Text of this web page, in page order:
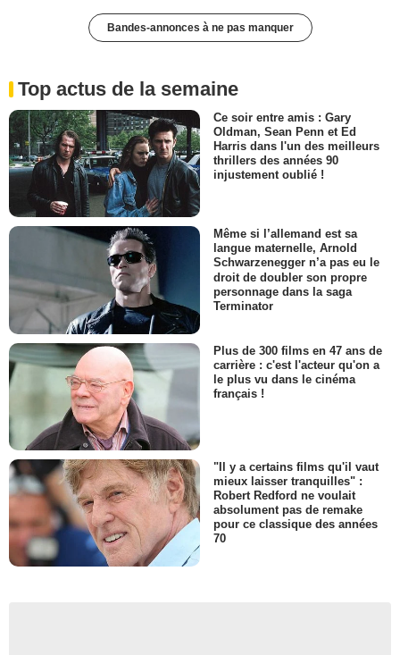
Bandes-annonces à ne pas manquer
Top actus de la semaine
Ce soir entre amis : Gary
Oldman, Sean Penn et Ed
Harris dans l'un des meilleurs
thrillers des années 90
injustement oublié !
Même si l’allemand est sa
langue maternelle, Arnold
Schwarzenegger n’a pas eu le
droit de doubler son propre
personnage dans la saga
Terminator
Plus de 300 films en 47 ans de
carrière : c'est l'acteur qu'on a
le plus vu dans le cinéma
français !
"Il y a certains films qu'il vaut
mieux laisser tranquilles" :
Robert Redford ne voulait
absolument pas de remake
pour ce classique des années
70